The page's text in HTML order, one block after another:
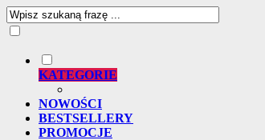
KATEGORIE
NOWOŚCI
BESTSELLERY
PROMOCJE